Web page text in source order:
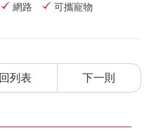
網路 可攜寵物
回列表 下一則